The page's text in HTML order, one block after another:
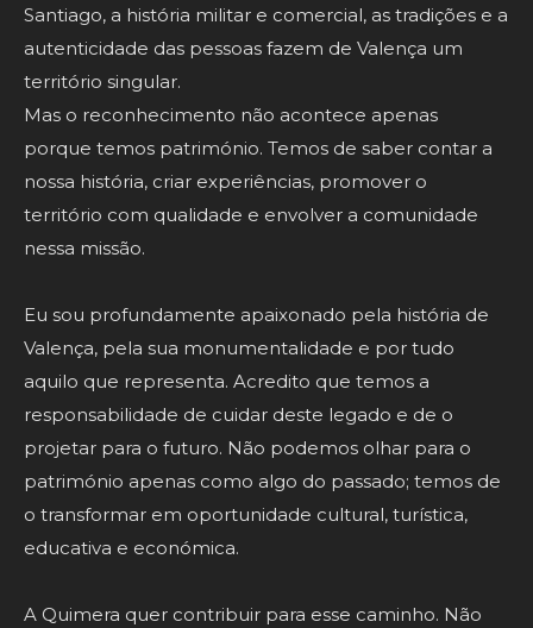
Santiago, a história militar e comercial, as tradições e a
autenticidade das pessoas fazem de Valença um
território singular.
Mas o reconhecimento não acontece apenas
porque temos património. Temos de saber contar a
nossa história, criar experiências, promover o
território com qualidade e envolver a comunidade
nessa missão.
Eu sou profundamente apaixonado pela história de
Valença, pela sua monumentalidade e por tudo
aquilo que representa. Acredito que temos a
responsabilidade de cuidar deste legado e de o
projetar para o futuro. Não podemos olhar para o
património apenas como algo do passado; temos de
o transformar em oportunidade cultural, turística,
educativa e económica.
A Quimera quer contribuir para esse caminho. Não